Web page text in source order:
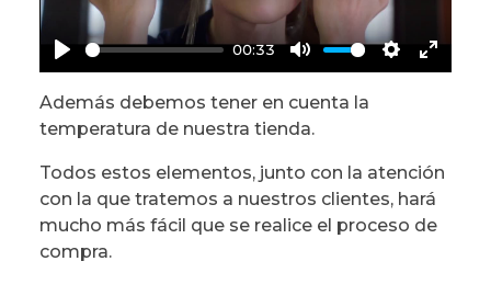
Play
00:33
Mute Settings
Enter
Además debemos tener en cuenta la
temperatura de nuestra tienda.
Todos estos elementos, junto con la atención
con la que tratemos a nuestros clientes, hará
mucho más fácil que se realice el proceso de
compra.